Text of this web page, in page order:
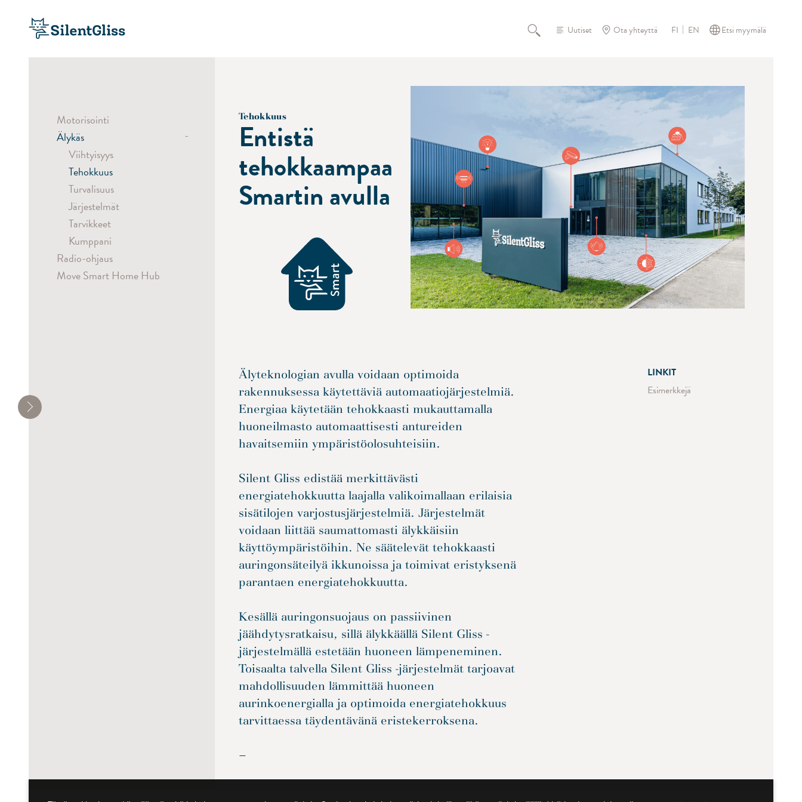
Uutiset Ota yhteyttä FI EN Etsi myymälä
Motorisointi
Älykäs
-
Viihtyisyys
Tehokkuus
Turvalisuus
Järjestelmät
Tarvikkeet
Kumppani
Radio-ohjaus
Move Smart Home Hub
Tehokkuus
Entistä
tehokkaampaa
Smartin avulla
Älyteknologian avulla voidaan optimoida
rakennuksessa käytettäviä automaatiojärjestelmiä.
Energiaa käytetään tehokkaasti mukauttamalla
huoneilmasto automaattisesti antureiden
havaitsemiin ympäristöolosuhteisiin.
Silent Gliss edistää merkittävästi
energiatehokkuutta laajalla valikoimallaan erilaisia
sisätilojen varjostusjärjestelmiä. Järjestelmät
voidaan liittää saumattomasti älykkäisiin
käyttöympäristöihin. Ne säätelevät tehokkaasti
auringonsäteilyä ikkunoissa ja toimivat eristyksenä
parantaen energiatehokkuutta.
Kesällä auringonsuojaus on passiivinen
jäähdytysratkaisu, sillä älykkäällä Silent Gliss -
järjestelmällä estetään huoneen lämpeneminen.
Toisaalta talvella Silent Gliss -järjestelmät tarjoavat
mahdollisuuden lämmittää huoneen
aurinkoenergialla ja optimoida energiatehokkuus
tarvittaessa täydentävänä eristekerroksena.
—
LINKIT
Esimerkkejä